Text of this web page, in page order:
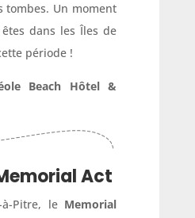
tombes. Un moment
dans les Îles de
période !
Beach Hôtel &
Act
Pitre, le Memorial